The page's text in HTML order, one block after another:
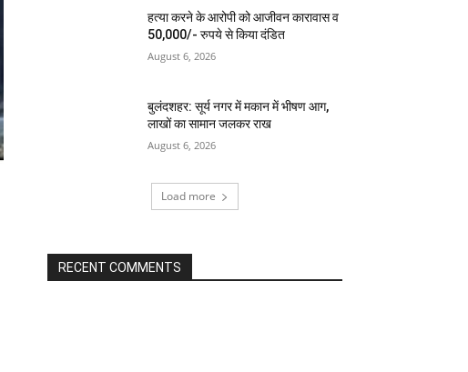
हत्या करने के आरोपी को आजीवन कारावास व
50,000/- रुपये से किया दंडित
August 6, 2026
बुलंदशहर: सूर्य नगर में मकान में भीषण आग,
लाखों का सामान जलकर राख
August 6, 2026
Load more
RECENT COMMENTS